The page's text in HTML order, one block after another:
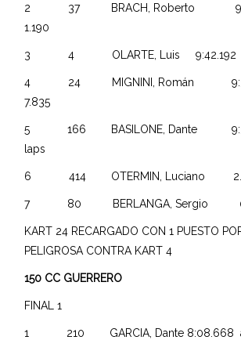
2 37 BRACH, Roberto
1.190
3 4 OLARTE, Luis
4 24 MIGNINI, Román
7.835
5 166 BASILONE, Dante
laps
6 414 OTERMIN, Luciano
7 80 BERLANGA, Sergio
KART 24 RECARGADO CON 1 PUESTO
PELIGROSA CONTRA KART 4
150 CC GUERRERO
FINAL 1
1 210 GARCIA, Dante 8:08.668 a